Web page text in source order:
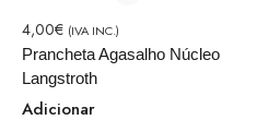
4,00€ (IVA INC.)
Prancheta Agasalho Núcleo
Langstroth
Adicionar